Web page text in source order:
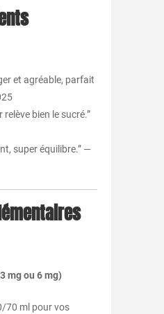
et agréable, parfait
bien le sucré.”
super équilibre.” —
mg ou 6 mg)
70 ml pour vos